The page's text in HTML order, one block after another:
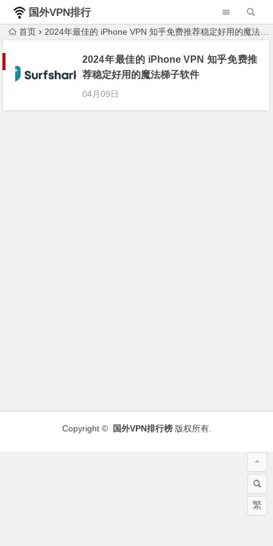
国外VPN排行
榜首页 2024年最佳的 iPhone VPN 知乎免费推荐稳定好用的魔法梯子软件
2024年最佳的 iPhone VPN 知乎免费推
荐稳定好用的魔法梯子软件
04月09日
Copyright © 国外VPN排行榜版权所有.
繁